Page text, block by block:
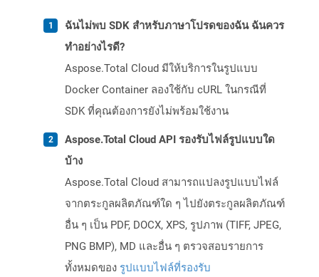
ฉันไม่พบ SDK สำหรับภาษาโปรดของฉัน ฉันควร
ทำอย่างไรดี?
Aspose.Total Cloud มีให้บริการในรูปแบบ
Docker Container ลองใช้กับ cURL ในกรณีที่
SDK ที่คุณต้องการยังไม่พร้อมใช้งาน
Aspose.Total Cloud API รองรับไฟล์รูปแบบใด
บ้าง
Aspose.Total Cloud สามารถแปลงรูปแบบไฟล์
จากตระกูลผลิตภัณฑ์ใด ๆ ไปยังตระกูลผลิตภัณฑ์
อื่น ๆ เป็น PDF, DOCX, XPS, รูปภาพ (TIFF, JPEG,
PNG BMP), MD และอื่น ๆ ตรวจสอบรายการ
ทั้งหมดของ รูปแบบไฟล์ที่รองรับ